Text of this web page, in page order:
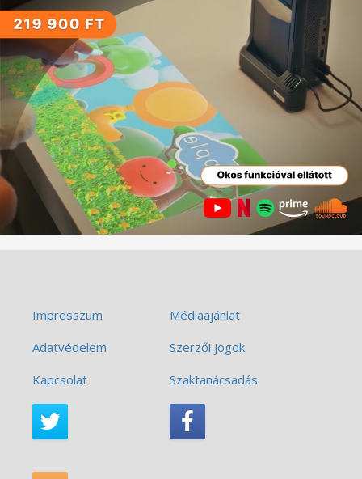
Impresszum
Médiaajánlat
Adatvédelem
Szerzői jogok
Kapcsolat
Szaktanácsadás